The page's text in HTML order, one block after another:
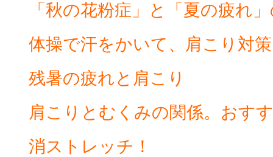
「秋の花粉症」と「夏の疲れ
体操で汗をかいて、肩こり対
残暑の疲れと肩こり
肩こりとむくみの関係。おす
消ストレッチ！